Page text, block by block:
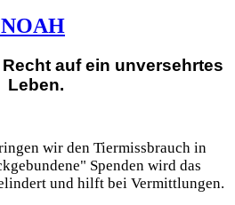
auf ein unversehrtes
Leben.
wir den Tiermissbrauch in
Spenden wird das
und hilft bei Vermittlungen.